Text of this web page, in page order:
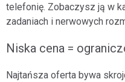
telefonię. Zobaczysz ją w
zadaniach i nerwowych
Niska cena =
Najtańsza oferta bywa